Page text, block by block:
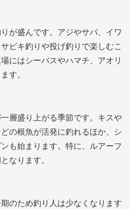
が盛んです。アジやサバ、イワ
ビキ釣りや投げ釣りで楽しむこ
にはシーバスやハマチ、アオリ
す。
層盛り上がる季節です。キスや
の根魚が活発に釣れるほか、シ
も始まります。特に、ルアーフ
なります。
のため釣り人は少なくなります